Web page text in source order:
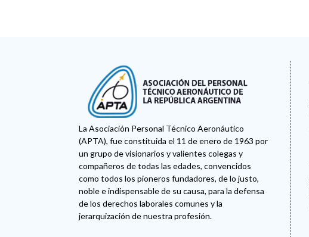
La Asociación Personal Técnico Aeronáutico
(APTA), fue constituida el 11 de enero de 1963 por
un grupo de visionarios y valientes colegas y
compañeros de todas las edades, convencidos
como todos los pioneros fundadores, de lo justo,
noble e indispensable de su causa, para la defensa
de los derechos laborales comunes y la
jerarquización de nuestra profesión.